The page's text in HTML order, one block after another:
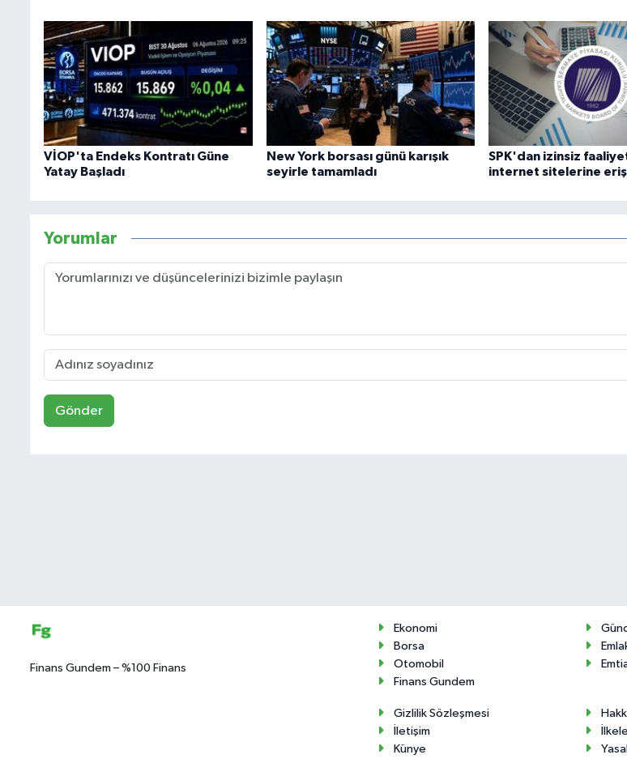
VİOP'ta Endeks Kontratı Güne
Yatay Başladı
New York borsası günü karışık
seyirle tamamladı
SPK'dan izinsiz
internet sitelerine
Yorumlar
Gönder
Finans Gundem – %100 Finans
Ekonomi
Borsa
Otomobil
Finans Gundem
Gizlilik Sözleşmesi
İletişim
Künye